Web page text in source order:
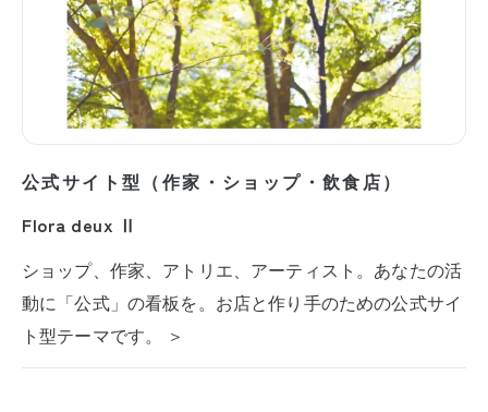
公式サイト型（作家・ショップ・飲食店）
Flora deux Ⅱ
ショップ、作家、アトリエ、アーティスト。あなたの活
動に「公式」の看板を。お店と作り手のための公式サイ
ト型テーマです。 ＞